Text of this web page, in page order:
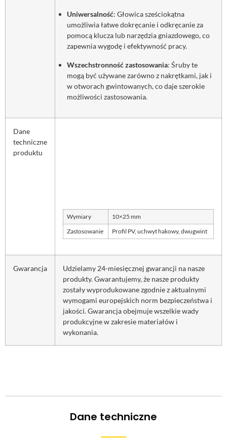
Uniwersalność: Głowica sześciokątna
umożliwia łatwe dokręcanie i odkręcanie za
pomocą klucza lub narzędzia gniazdowego, co
zapewnia wygodę i efektywność pracy.
Wszechstronność zastosowania: Śruby te
mogą być używane zarówno z nakrętkami, jak i
w otworach gwintowanych, co daje szerokie
możliwości zastosowania.
Dane
techniczne
produktu
Wymiary 10×25 mm
Zastosowanie Profil PV, uchwyt hakowy, dwugwint
Gwarancja
Udzielamy 24-miesięcznej gwarancji na nasze
produkty. Gwarantujemy, że nasze produkty
zostały wyprodukowane zgodnie z aktualnymi
wymogami europejskich norm bezpieczeństwa i
jakości. Gwarancja obejmuje wszelkie wady
produkcyjne w zakresie materiałów i
wykonania.
Dane techniczne